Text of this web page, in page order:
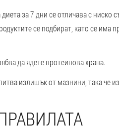
за 7 дни се отличава с ниско
се подбират, като се има
да ядете протеинова храна.
излишък от мазнини, така че